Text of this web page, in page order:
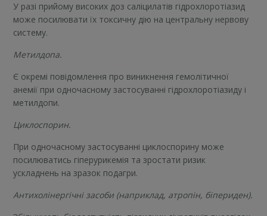
У разі прийому високих доз саліцилатів гідрохлоротіазид
може посилювати їх токсичну дію на центральну нервову
систему.
Метилдопа.
Є окремі повідомлення про виникнення гемолітичної
анемії при одночасному застосуванні гідрохлоротіазиду і
метилдопи.
Циклоспорин.
При одночасному застосуванні циклоспорину може
посилюватись гіперурикемія та зростати ризик
ускладнень на зразок подагри.
Антихолінергічні засоби (наприклад, атропін, біпериден).